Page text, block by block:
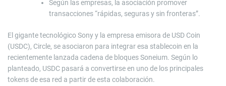
Según las empresas, la asociación promover
transacciones “rápidas, seguras y sin fronteras”.
El gigante tecnológico Sony y la empresa emisora de USD Coin
(USDC), Circle, se asociaron para integrar esa stablecoin en la
recientemente lanzada cadena de bloques Soneium. Según lo
planteado, USDC pasará a convertirse en uno de los principales
tokens de esa red a partir de esta colaboración.